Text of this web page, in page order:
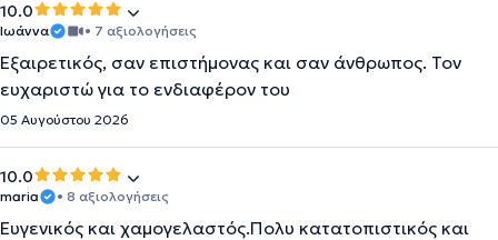
10.0
Ιωάννα • 7 αξιολογήσεις
Εξαιρετικός, σαν επιστήμονας και σαν άνθρωπος. Τον
ευχαριστώ για το ενδιαφέρον του
05 Αυγούστου 2026
10.0
maria • 8 αξιολογήσεις
Ευγενικός και χαμογελαστός.Πολυ κατατοπιστικός και